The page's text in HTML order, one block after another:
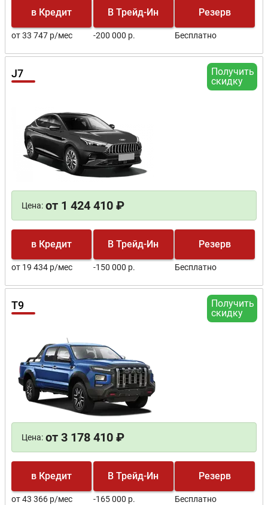
в Кредит
от 33 747 р/мес
В Трейд-Ин
-200 000 р.
Резерв
Бесплатно
Получить
скидку
J7
Цена: от 1 424 410 ₽
в Кредит
от 19 434 р/мес
В Трейд-Ин
-150 000 р.
Резерв
Бесплатно
Получить
скидку
T9
Цена: от 3 178 410 ₽
в Кредит
от 43 366 р/мес
В Трейд-Ин
-165 000 р.
Резерв
Бесплатно